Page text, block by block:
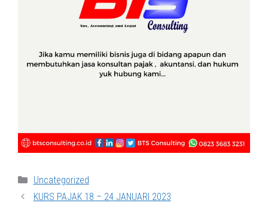
Categories
Uncategorized
KURS PAJAK 18 – 24 JANUARI 2023